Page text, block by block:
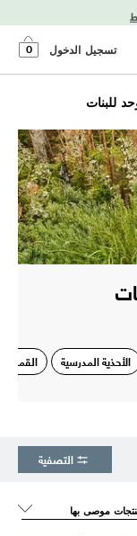
تسجيل الدخول 0
للبنات
الأحذية المدرسية
التصفية